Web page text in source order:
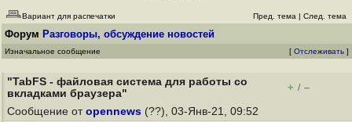
Вариант для распечатки Пред. тема | След. тема
Форум Разговоры, обсуждение новостей
Изначальное сообщение [ Отслеживать ]
"TabFS - файловая система для работы со
вкладками браузера"
+ / –
Сообщение от opennews (??), 03-Янв-21, 09:52